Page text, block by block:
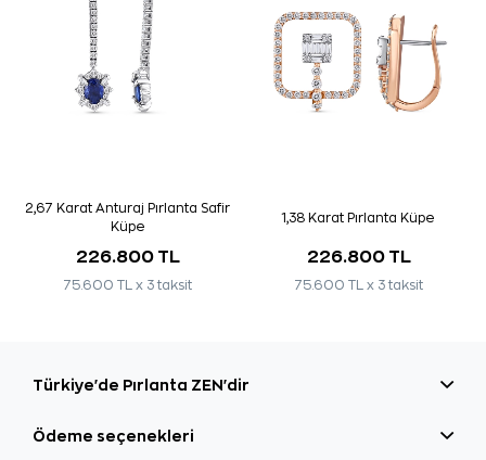
2,67 Karat Anturaj Pırlanta Safir
Küpe
226.800 TL
75.600 TL x 3 taksit
1,38 Karat Pırlanta Küpe
226.800 TL
75.600 TL x 3 taksit
Türkiye'de Pırlanta ZEN'dir
Ödeme seçenekleri